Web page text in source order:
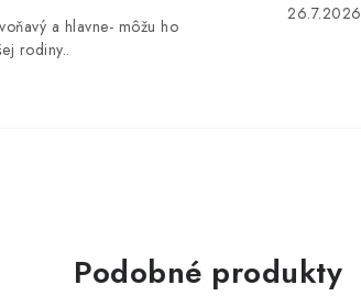
a hlavne- môžu ho
rodiny..
26.7.2026
Podobné produkty